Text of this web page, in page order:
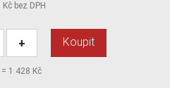
bez DPH
+ Koupit
1 428 Kč